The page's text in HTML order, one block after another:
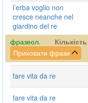
l’erba voglio non
cresce neanche nel
giardino del re
фразеол.
Приховати фрази
fare vita da re
fare vita da re